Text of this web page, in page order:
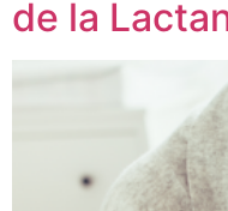
de la